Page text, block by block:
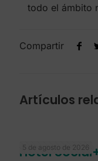
todo el ámbito
Compartir
Artículos
5 de agosto de 2026
Hotel